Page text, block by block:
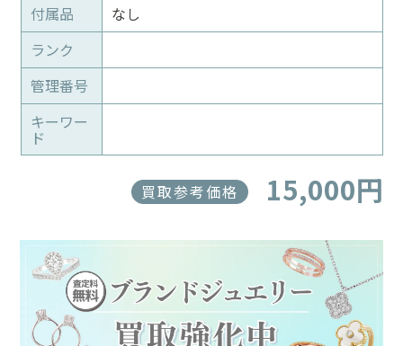
付属品
なし
ランク
管理番号
キーワー
ド
買取参考価格 15,000円